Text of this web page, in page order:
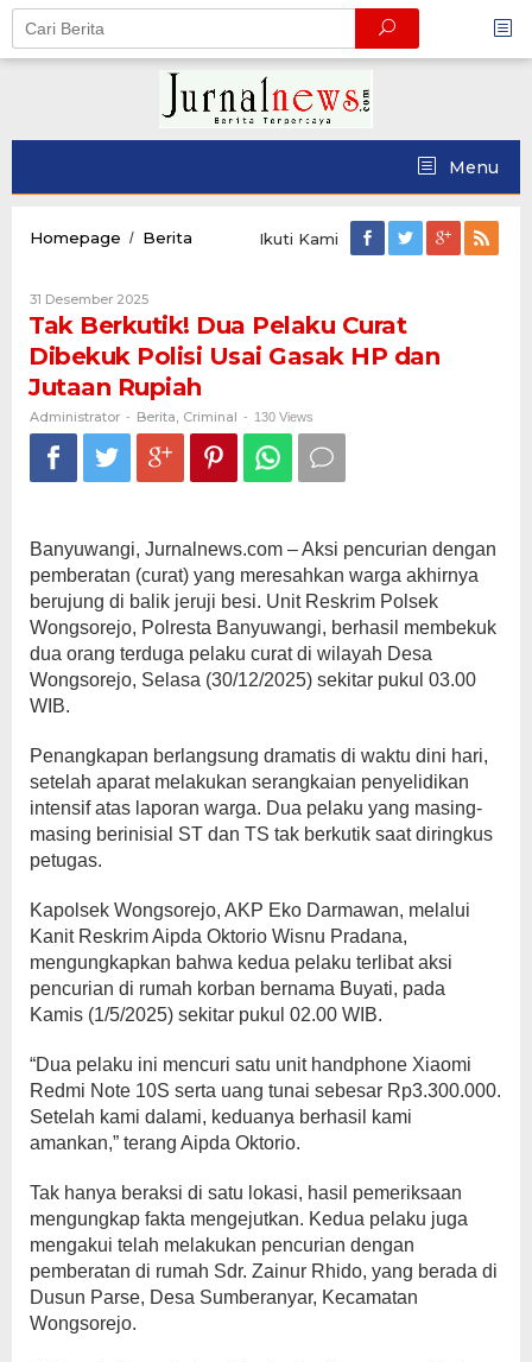
Skip
content
Menu
Homepage / Berita
Curat
Dibekuk
Polisi
Usai
dan
Jutaan
Ikuti Kami
31 Desember 2025Oleh
Administrator
Tak Berkutik! Dua Pelaku Curat
Dibekuk Polisi Usai Gasak HP dan
Jutaan Rupiah
Administrator - Berita, Criminal - 130 Views
Banyuwangi, Jurnalnews.com – Aksi pencurian dengan
pemberatan (curat) yang meresahkan warga akhirnya
berujung di balik jeruji besi. Unit Reskrim Polsek
Wongsorejo, Polresta Banyuwangi, berhasil membekuk
dua orang terduga pelaku curat di wilayah Desa
Wongsorejo, Selasa (30/12/2025) sekitar pukul 03.00
WIB.
Penangkapan berlangsung dramatis di waktu dini hari,
setelah aparat melakukan serangkaian penyelidikan
intensif atas laporan warga. Dua pelaku yang masing-
masing berinisial ST dan TS tak berkutik saat diringkus
petugas.
Kapolsek Wongsorejo, AKP Eko Darmawan, melalui
Kanit Reskrim Aipda Oktorio Wisnu Pradana,
mengungkapkan bahwa kedua pelaku terlibat aksi
pencurian di rumah korban bernama Buyati, pada
Kamis (1/5/2025) sekitar pukul 02.00 WIB.
“Dua pelaku ini mencuri satu unit handphone Xiaomi
Redmi Note 10S serta uang tunai sebesar Rp3.300.000.
Setelah kami dalami, keduanya berhasil kami
amankan,” terang Aipda Oktorio.
Tak hanya beraksi di satu lokasi, hasil pemeriksaan
mengungkap fakta mengejutkan. Kedua pelaku juga
mengakui telah melakukan pencurian dengan
pemberatan di rumah Sdr. Zainur Rhido, yang berada di
Dusun Parse, Desa Sumberanyar, Kecamatan
Wongsorejo.